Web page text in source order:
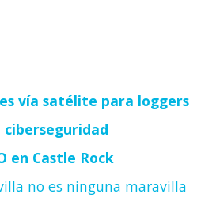
vía satélite para loggers
ciberseguridad
en Castle Rock
no es ninguna maravilla